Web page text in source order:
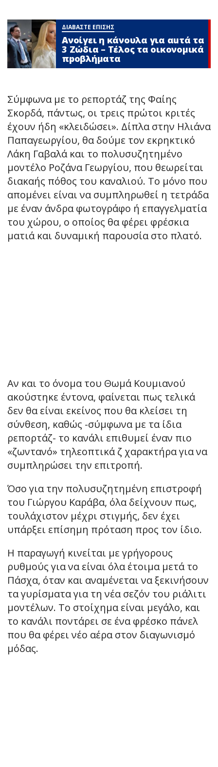
ΔΙΑΒΑΣΤΕ ΕΠΙΣΗΣ
Ανοίγει η κάνουλα για αuτά τα
3 Zώδια – Τέλος τα οικονομικά
πpοβλήματα
Σύμφωνα με το ρεπορτάζ της Φαίης
Σκορδά, πάντως, οι τρεις πρώτοι κριτές
έχουν ήδη «κλειδώσει». Δίπλα στην Ηλιάνα
Παπαγεωργίου, θα δούμε τον εκρηκτικό
Λάκη Γαβαλά και το πολυσυζητημένο
μοντέλο Ροζάνα Γεωργίου, που θεωρείται
διακαής πόθος του καναλιού. Το μόνο που
απομένει είναι να συμπληρωθεί η τετράδα
με έναν άνδρα φωτογράφο ή επαγγελματία
του χώρου, ο οποίος θα φέρει φρέσκια
ματιά και δυναμική παρουσία στο πλατό.
Αν και το όνομα του Θωμά Κουμιανού
ακούστηκε έντονα, φαίνεται πως τελικά
δεν θα είναι εκείνος που θα κλείσει τη
σύνθεση, καθώς -σύμφωνα με τα ίδια
ρεπορτάζ- το κανάλι επιθυμεί έναν πιο
«ζωντανό» τηλεοπτικά ζ χαρακτήρα για να
συμπληρώσει την επιτροπή.
Όσο για την πολυσυζητημένη επιστροφή
του Γιώργου Καράβα, όλα δείχνουν πως,
τουλάχιστον μέχρι στιγμής, δεν έχει
υπάρξει επίσημη πρόταση προς τον ίδιο.
Η παραγωγή κινείται με γρήγορους
ρυθμούς για να είναι όλα έτοιμα μετά το
Πάσχα, όταν και αναμένεται να ξεκινήσουν
τα γυρίσματα για τη νέα σεζόν του ριάλιτι
μοντέλων. Το στοίχημα είναι μεγάλο, και
το κανάλι ποντάρει σε ένα φρέσκο πάνελ
που θα φέρει νέο αέρα στον διαγωνισμό
μόδας.